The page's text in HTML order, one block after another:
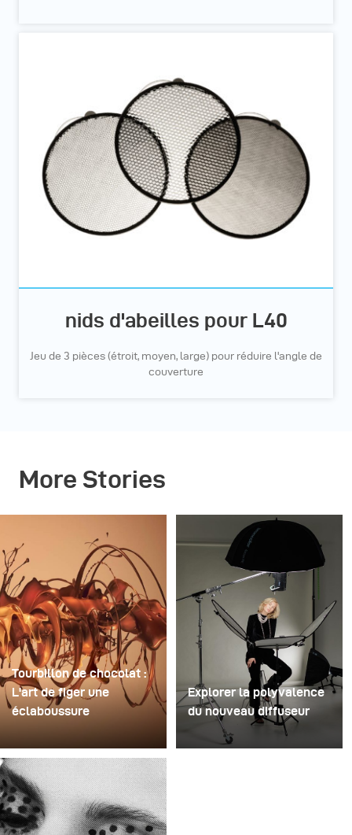
nids d'abeilles pour L40
Jeu de 3 pièces (étroit, moyen, large) pour réduire l'angle de
couverture
More Stories
Tourbillon de chocolat :
L'art de figer une
éclaboussure
Lund a utilisé une pile de
flûtes à champagne
jetables en plastique bon
marché. Il en a retiré les
Explorer la polyvalence
du nouveau diffuseur
Certaines séances photo